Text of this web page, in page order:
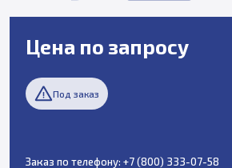
Цена по запросу
Под заказ
Заказ по телефону: +7 (800) 333-07-58